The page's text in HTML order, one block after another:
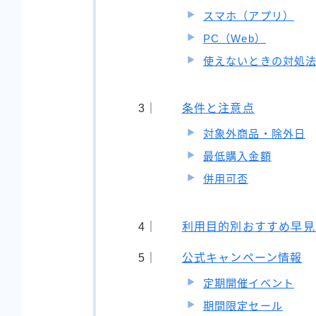
スマホ（アプリ）
PC（Web）
使えないときの対処
条件と注意点
対象外商品・除外日
最低購入金額
併用可否
利用目的別おすすめ早
公式キャンペーン情報
定期開催イベント
期間限定セール